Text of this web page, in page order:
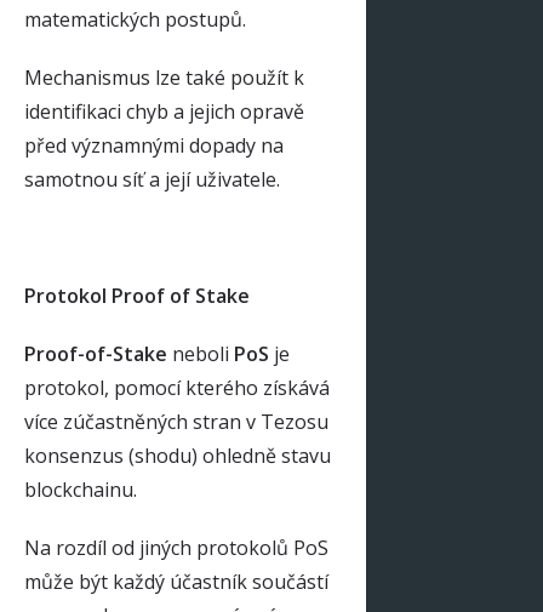
matematických postupů.
Mechanismus lze také použít k
identifikaci chyb a jejich opravě
před významnými dopady na
samotnou síť a její uživatele.
Protokol Proof of Stake
Proof-of-Stake neboli PoS je
protokol, pomocí kterého získává
více zúčastněných stran v Tezosu
konsenzus (shodu) ohledně stavu
blockchainu.
Na rozdíl od jiných protokolů PoS
může být každý účastník součástí